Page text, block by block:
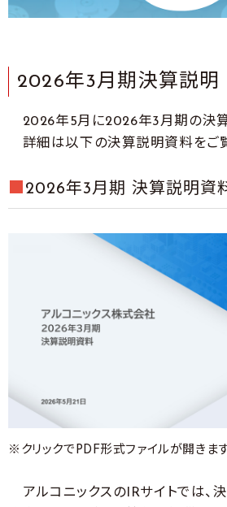
2026年3月期決算説明
2026年5月に2026年3月期の決算
詳細は以下の決算説明資料をご覧
2026年3月期 決算説明資
※クリックでPDF形式ファイルが開きま
アルコニックスのIRサイトでは、